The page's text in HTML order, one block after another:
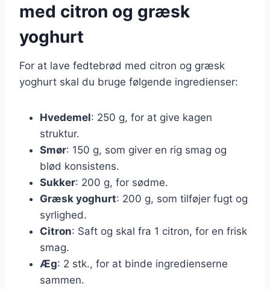
med citron og græsk
yoghurt
For at lave fedtebrød med citron og græsk
yoghurt skal du bruge følgende ingredienser:
Hvedemel: 250 g, for at give kagen
struktur.
Smør: 150 g, som giver en rig smag og
blød konsistens.
Sukker: 200 g, for sødme.
Græsk yoghurt: 200 g, som tilføjer fugt og
syrlighed.
Citron: Saft og skal fra 1 citron, for en frisk
smag.
Æg: 2 stk., for at binde ingredienserne
sammen.